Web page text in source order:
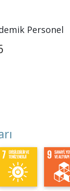
Personel